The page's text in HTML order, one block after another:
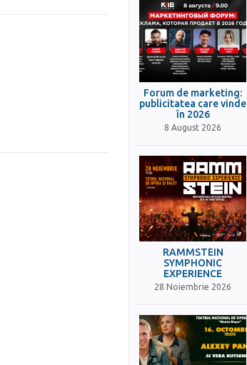
Forum de marketing:
publicitatea care vinde
în 2026
8 August 2026
RAMMSTEIN
SYMPHONIC
EXPERIENCE
28 Noiembrie 2026